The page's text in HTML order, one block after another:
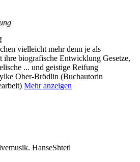
vielleicht mehr denn je als
biografische Entwicklung Gesetze,
... und geistige Reifung
Ober-Brödlin (Buchautorin
Mehr anzeigen
HanseShtetl